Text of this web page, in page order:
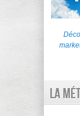
La